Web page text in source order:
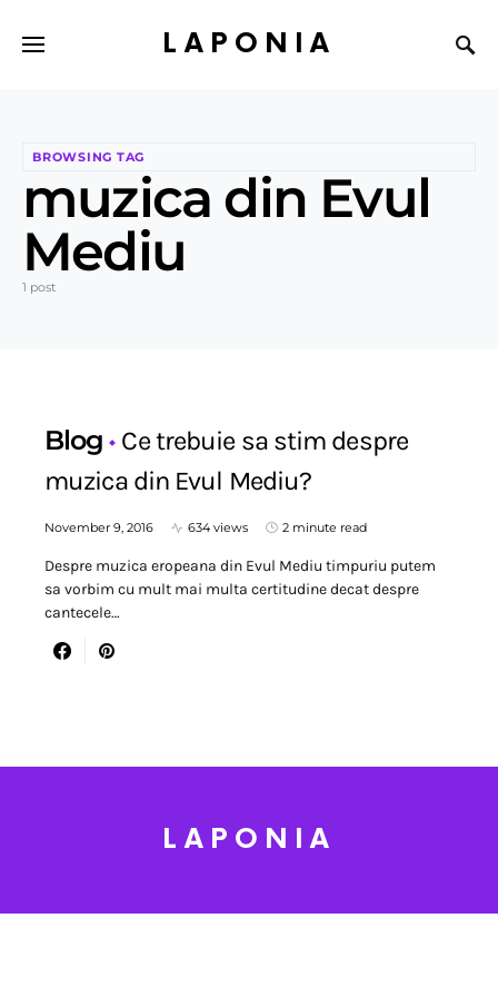
LAPONIA
BROWSING TAG
muzica din Evul
Mediu
1 post
Blog
Ce trebuie sa stim despre
muzica din Evul Mediu?
November 9, 2016 634 views 2 minute read
Despre muzica eropeana din Evul Mediu timpuriu putem
sa vorbim cu mult mai multa certitudine decat despre
cantecele…
LAPONIA